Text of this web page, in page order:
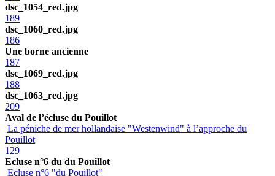
dsc_1054_red.jpg
189
dsc_1060_red.jpg
186
Une borne ancienne
187
dsc_1069_red.jpg
188
dsc_1063_red.jpg
209
Aval de l’écluse du Pouillot
La péniche de mer hollandaise "Westenwind" à l’approche du
Pouillot
129
Ecluse n°6 du du Pouillot
Ecluse n°6 "du Pouillot"